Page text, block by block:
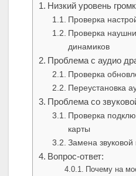
Низкий уровень
Проверка
Проверка
динамиков
Проблема с аудио
Проверка
Переустановка
Проблема со
Проверка
карты
Замена звуковой
Вопрос-ответ:
Почему на